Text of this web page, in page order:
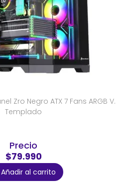
Zro Negro ATX 7 Fans ARGB V.
Templado
Precio
$79.990
Añadir al carrito